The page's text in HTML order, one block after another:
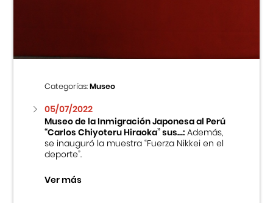
Cursos
Museo de la Inmigración Japonesa
Fondo Editorial
Teatro Peruano Japonés
Categorías:Museo
05/07/2022
Museo de la Inmigración Japonesa al Perú
“Carlos Chiyoteru Hiraoka” sus...:Además,
se inauguró la muestra “Fuerza Nikkei en el
deporte”.
Ver más